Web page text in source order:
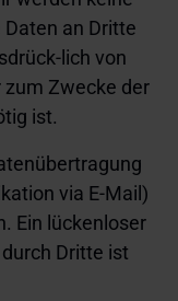
an Dritte
lich von
Zwecke der
ist.
via E-Mail)
Ein lückenloser
Dritte ist